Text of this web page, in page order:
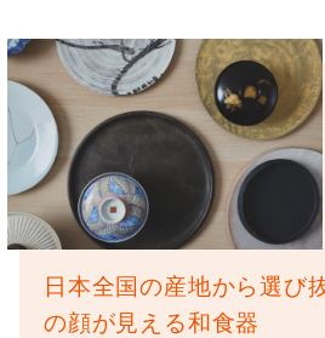
日本全国の産地から選び
の顔が見える和食器